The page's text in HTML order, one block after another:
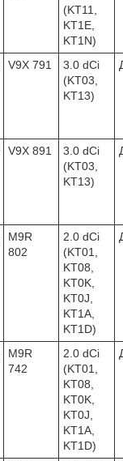
(KT11,
KT1E,
KT1N)
V9X 791
3.0 dCi
(KT03,
KT13)
V9X 891
3.0 dCi
(KT03,
KT13)
M9R
802
2.0 dCi
(KT01,
KT08,
KT0K,
KT0J,
KT1A,
KT1D)
M9R
742
2.0 dCi
(KT01,
KT08,
KT0K,
KT0J,
KT1A,
KT1D)